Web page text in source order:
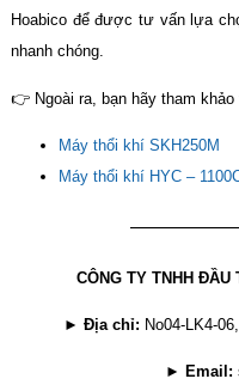
Hoabico để được tư vấn lựa
nhanh chóng.
👉 Ngoài ra, bạn hãy tham
Máy thổi khí SKH250M
Máy thổi khí HYC –
CÔNG TY TNHH
► Địa chỉ: No04-LK4-
► Email: